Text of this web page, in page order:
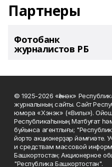
Партнеры
Фотобанк
журналистов РБ
© 1925-2026 «Һәнәк»
журналының сайты. Сайт
юмора «Хэнэк» («Вилы»).
Республикаһының Матбуғат
буйынса агентлығы;
йорто акционерҙар йәмғиәте.
и средствам массовой
Башкортостан; Акционерное
"Республика Башкортостан".